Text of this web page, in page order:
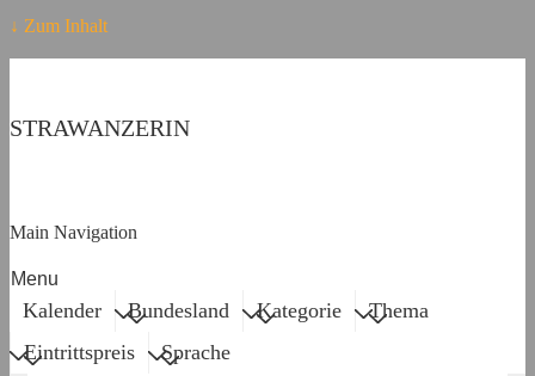
↓ Zum Inhalt
STRAWANZERIN
Main Navigation
Menu
Kalender Bundesland Kategorie
Thema
Eintrittspreis
Sprache